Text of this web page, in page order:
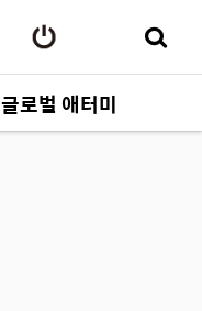
글로벌 애터미